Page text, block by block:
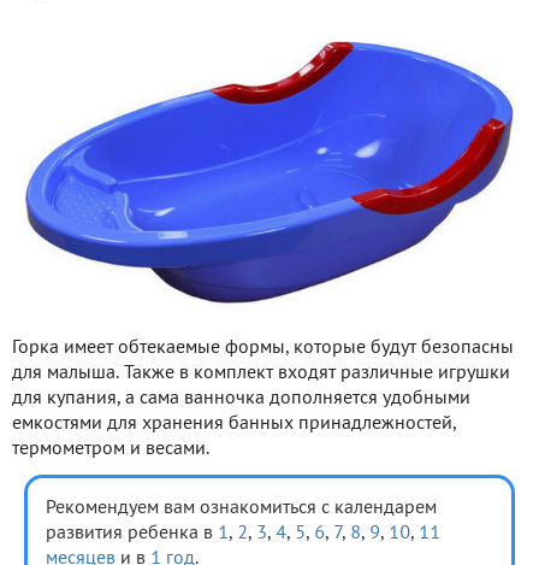
Горка имеет обтекаемые формы, которые будут безопасны
для малыша. Также в комплект входят различные игрушки
для купания, а сама ванночка дополняется удобными
емкостями для хранения банных принадлежностей,
термометром и весами.
Рекомендуем вам ознакомиться с календарем
развития ребенка в 1, 2, 3, 4, 5, 6, 7, 8, 9, 10, 11
месяцев и в 1 год.